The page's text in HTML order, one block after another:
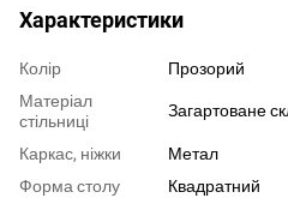
Характеристики
Колір
Прозорий
Матеріал
стільниці
Загартоване
Каркас, ніжки
Метал
Форма столу
Квадратний